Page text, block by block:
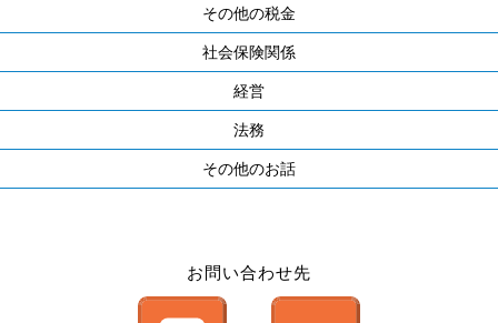
その他の税金
社会保険関係
経営
法務
その他のお話
お問い合わせ先